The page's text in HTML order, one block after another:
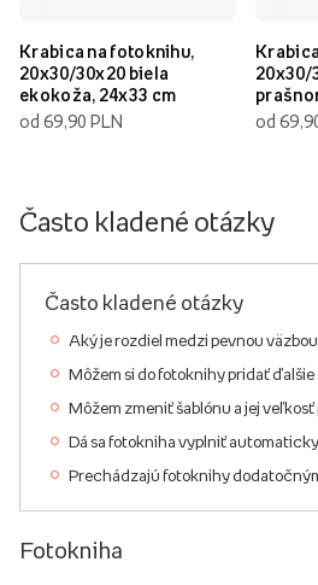
Krabica na fotoknihu,
20x30/30x20 biela
ekokoža, 24x33 cm
od 69,90 PLN
20x30/
od
Často kladené otázky
Často kladené otázky
Aký je rozdiel medzi pevnou
Môžem si do fotoknihy pridať ďalšie
Môžem zmeniť šablónu a jej veľkosť
Dá sa fotokniha vyplniť
Prechádzajú fotoknihy
Fotokniha